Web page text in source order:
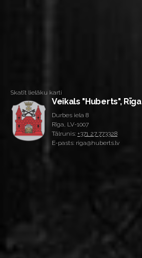
Skatīt lielāku karti
Veikals "Huberts", Rīga
Durbes iela 8
Rīga, LV-1007
Tālrunis: +371 27 773328
E-pasts: riga@huberts.lv